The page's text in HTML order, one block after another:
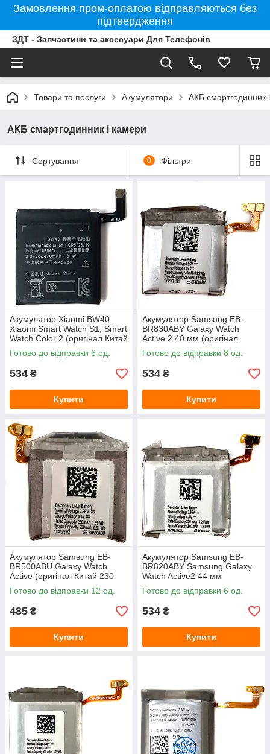
Замовлення пром-оплатою відправляються без
підтвердження
ЗДТ - Запчастини та аксесуари Для Телефонів
Товари та послуги Акумулятори АКБ смартгодинник
АКБ смартгодинник і камери
Сортування 0 Фільтри
Акумулятор Xiaomi BW40
Xiaomi Smart Watch S1, Smart
Watch Color 2 (оригінал Китай
470 mAh)
Готово до відправки 6 од.
534 ₴
Купити
Акумулятор Samsung EB-
BR830ABY Galaxy Watch
Active 2 40 мм (оригінал
Китай 240 mAh)
Готово до відправки 8 од.
534 ₴
Купити
Акумулятор Samsung EB-
BR500ABU Galaxy Watch
Active (оригінал Китай 230
mAh)
Готово до відправки 12 од.
485 ₴
Купити
Акумулятор Samsung EB-
BR820ABY Samsung Galaxy
Watch Active2 44 мм
(оригінал Китай 330 mAh)
Готово до відправки 6 од.
534 ₴
Купити